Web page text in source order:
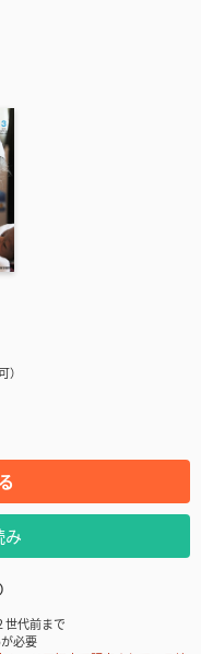
）
み
世代前まで
必要